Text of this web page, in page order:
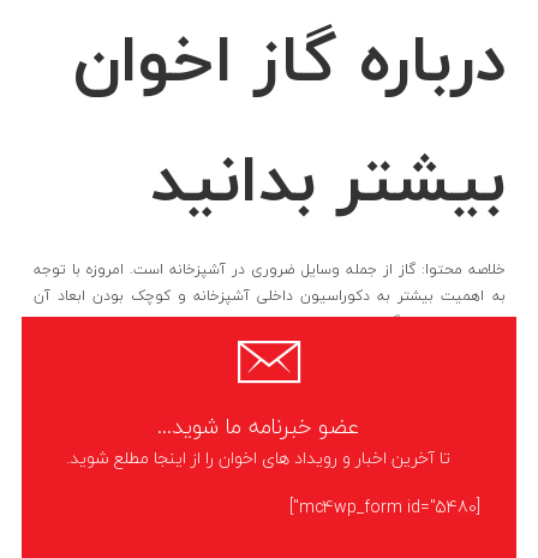
درباره گاز اخوان
بیشتر بدانید
خلاصه محتوا: گاز از جمله وسایل ضروری در آشپزخانه است. امروزه با توجه
به اهمیت بیشتر به دکوراسیون داخلی آشپزخانه و کوچک بودن ابعاد آن
میزان استقبال از گازهای رومیزی
عضو خبرنامه ما شوید...
تا آخرین اخبار و رویداد های اخوان را از اینجا مطلع شوید.
[mc4wp_form id="5480"]